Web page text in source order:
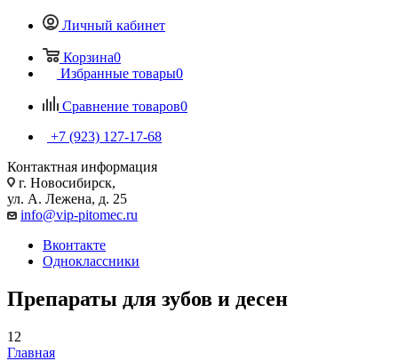
Личный кабинет
Корзина0
Избранные товары0
Сравнение товаров0
+7 (923) 127-17-68
Контактная информация
г. Новосибирск,
ул. А. Лежена, д. 25
info@vip-pitomec.ru
Вконтакте
Одноклассники
Препараты для зубов и десен
12
Главная